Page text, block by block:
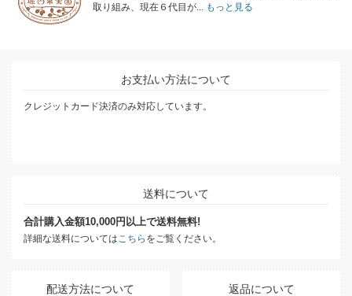
取り組み、現在６代目が...
もっと見る
お支払い方法について
クレジットカード決済のみ対応しています。
送料について
合計購入金額10,000円以上で送料無料!
詳細な送料については こちら をご覧ください。
配送方法について 返品について